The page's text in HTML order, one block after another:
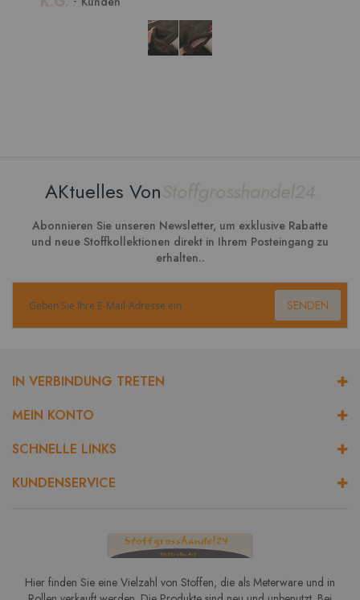
AKtuelles VonStoffgrosshandel24
Abonnieren Sie unseren Newsletter, um exklusive Rabatte
und neue Stoffkollektionen direkt in Ihrem Posteingang zu
erhalten..
SENDEN
IN VERBINDUNG TRETEN
MEIN KONTO
SCHNELLE LINKS
KUNDENSERVICE
Hier finden Sie eine Vielzahl von Stoffen, die als Meterware und in